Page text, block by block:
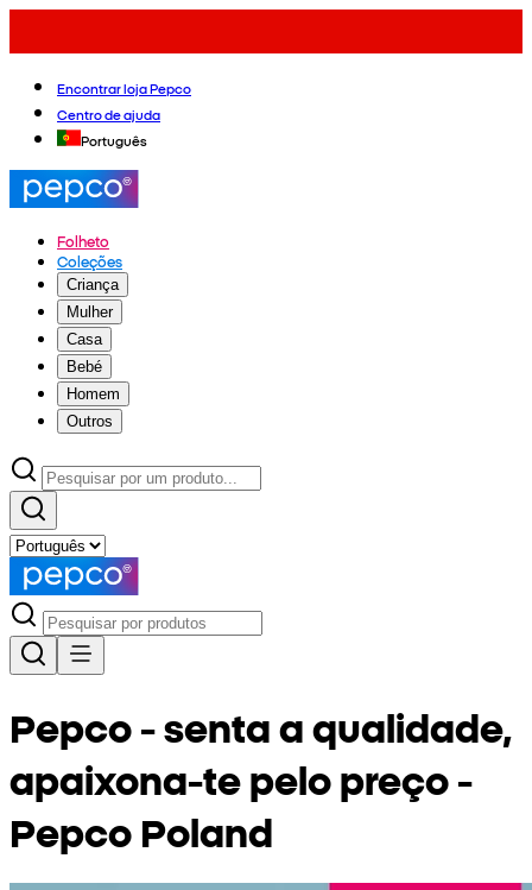
Encontrar loja Pepco
Centro de ajuda
Português
Folheto
Coleções
Criança
Mulher
Casa
Bebé
Homem
Outros
Pepco - senta a qualidade,
apaixona-te pelo preço -
Pepco Poland